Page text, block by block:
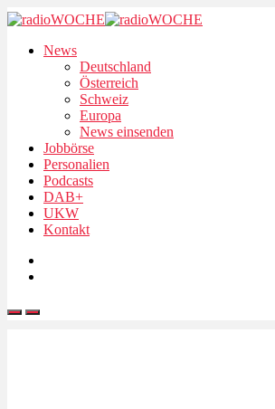
News
Deutschland
Österreich
Schweiz
Europa
News einsenden
Jobbörse
Personalien
Podcasts
DAB+
UKW
Kontakt